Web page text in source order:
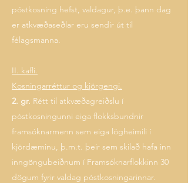
póstkosning hefst, valdagur, þ.e. þann dag
er atkvæðaseðlar eru sendir út til
félagsmanna.
II. kafli.
Kosningarréttur og kjörgengi.
2. gr. Rétt til atkvæðagreiðslu í
póstkosningunni eiga flokksbundnir
framsóknarmenn sem eiga lögheimili í
kjördæminu, þ.m.t. þeir sem skilað hafa inn
inngöngubeiðnum í Framsóknarflokkinn 30
dögum fyrir valdag póstkosningarinnar.